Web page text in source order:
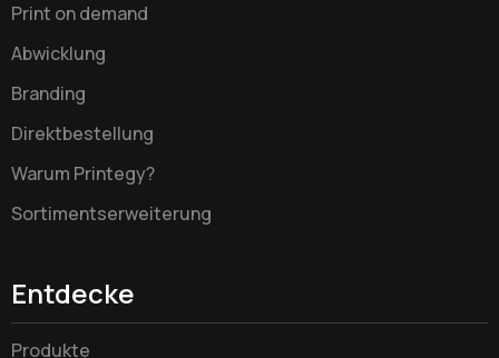
Print on demand
Abwicklung
Branding
Direktbestellung
Warum Printegy?
Sortimentserweiterung
Entdecke
Produkte